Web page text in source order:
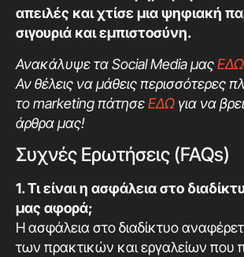
απειλές και χτίσε μια ψηφιακή
σιγουριά και εμπιστοσύνη.
Ανακάλυψε τα Social Media μαςΕΔΩ
Αν θέλεις να μάθεις περισσότερες
το marketing πάτησεΕΔΩ για να
άρθρα μας!
Συχνές Ερωτήσεις (FAQs)
1. Τι είναι η ασφάλεια στο
μας αφορά;
Η ασφάλεια στο διαδίκτυο
των πρακτικών και εργαλείων που